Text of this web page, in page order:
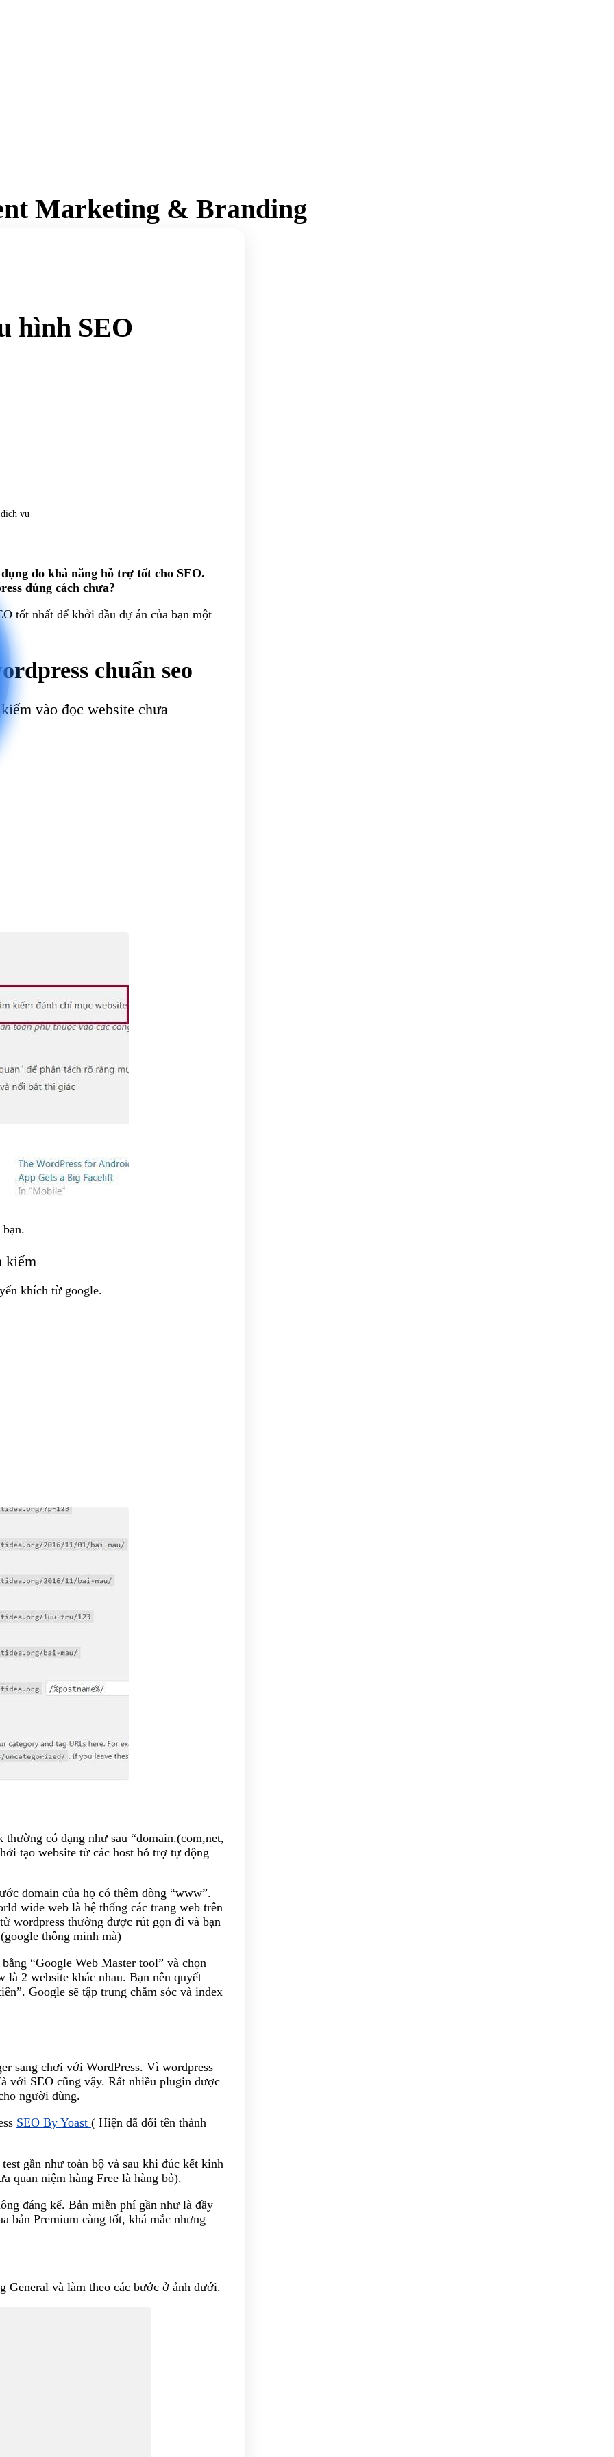
Marketing & Branding
vụ
hình SEO
do khả năng hỗ trợ tốt cho SEO.
đúng cách chưa?
tốt nhất để khởi đầu dự án của bạn một
chuẩn seo
vào đọc website chưa
kiếm
khích từ google.
có dạng như sau “domain.(com,net,
tạo website từ các host hỗ trợ tự động
domain của họ có thêm dòng “www”.
wide web là hệ thống các trang web trên
wordpress thường được rút gọn đi và bạn
thông minh mà)
“Google Web Master tool” và chọn
2 website khác nhau. Bạn nên quyết
Google sẽ tập trung chăm sóc và index
sang chơi với WordPress. Vì wordpress
với SEO cũng vậy. Rất nhiều plugin được
người dùng.
SEO By Yoast ( Hiện đã đổi tên thành
gần như toàn bộ và sau khi đúc kết kinh
quan niệm hàng Free là hàng bỏ).
đáng kể. Bản miễn phí gần như là đầy
bản Premium càng tốt, khá mắc nhưng
General và làm theo các bước ở ảnh dưới.